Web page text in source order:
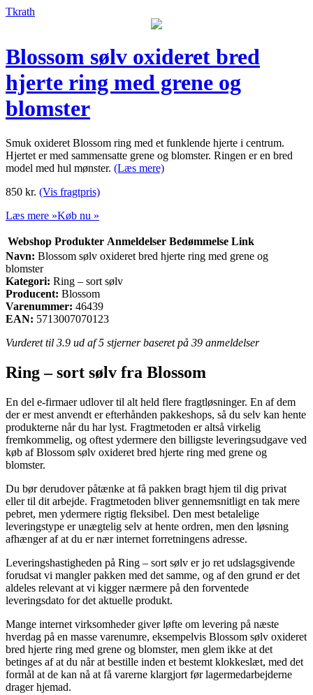
Tkrath
Blossom sølv oxideret bred
hjerte ring med grene og
blomster
Smuk oxideret Blossom ring med et funklende hjerte i centrum.
Hjertet er med sammensatte grene og blomster. Ringen er en bred
model med hul mønster. (Læs mere)
850 kr. (Vis fragtpris)
Læs mere »Køb nu »
Webshop Produkter Anmeldelser Bedømmelse Link
Navn: Blossom sølv oxideret bred hjerte ring med grene og
blomster
Kategori: Ring – sort sølv
Producent: Blossom
Varenummer: 46439
EAN: 5713007070123
Vurderet til 3.9 ud af 5 stjerner baseret på 39 anmeldelser
Ring – sort sølv fra Blossom
En del e-firmaer udlover til alt held flere fragtløsninger. En af dem
der er mest anvendt er efterhånden pakkeshops, så du selv kan hente
produkterne når du har lyst. Fragtmetoden er altså virkelig
fremkommelig, og oftest ydermere den billigste leveringsudgave ved
køb af Blossom sølv oxideret bred hjerte ring med grene og
blomster.
Du bør derudover påtænke at få pakken bragt hjem til dig privat
eller til dit arbejde. Fragtmetoden bliver gennemsnitligt en tak mere
pebret, men ydermere rigtig fleksibel. Den mest betalelige
leveringstype er unægtelig selv at hente ordren, men den løsning
afhænger af at du er nær internet forretningens adresse.
Leveringshastigheden på Ring – sort sølv er jo ret udslagsgivende
forudsat vi mangler pakken med det samme, og af den grund er det
aldeles relevant at vi kigger nærmere på den forventede
leveringsdato for det aktuelle produkt.
Mange internet virksomheder giver løfte om levering på næste
hverdag på en masse varenumre, eksempelvis Blossom sølv oxideret
bred hjerte ring med grene og blomster, men glem ikke at det
betinges af at du når at bestille inden et bestemt klokkeslæt, med det
formål at de kan nå at få varerne klargjort før lagermedarbejderne
drager hjemad.